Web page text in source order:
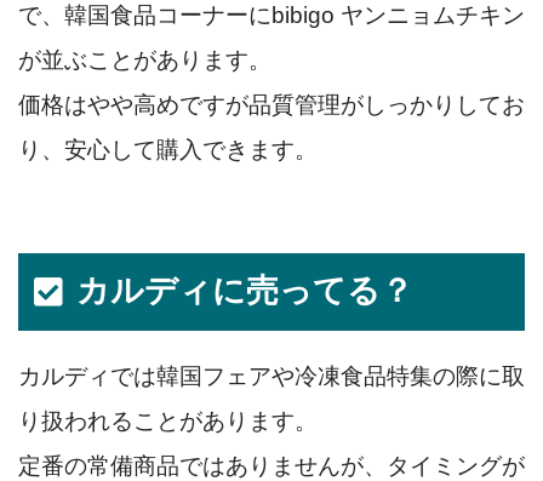
で、韓国食品コーナーにbibigo ヤンニョムチキン
が並ぶことがあります。
価格はやや高めですが品質管理がしっかりしてお
り、安心して購入できます。
カルディに売ってる？
カルディでは韓国フェアや冷凍食品特集の際に取
り扱われることがあります。
定番の常備商品ではありませんが、タイミングが